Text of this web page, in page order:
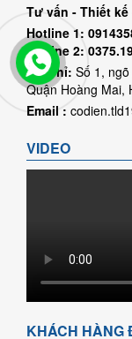
Tư vấn - Thiết
Hotline 1:
Hotline 2:
Địa chỉ: Số 1,
Quận Hoàng Mai,
Email :
VIDEO
KHÁCH HÀNG